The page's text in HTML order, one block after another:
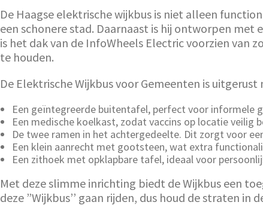
De Haagse elektrische wijkbus is niet alleen
een schonere stad. Daarnaast is hij ontworpen
is het dak van de InfoWheels Electric voorzien van
te houden.
De Elektrische Wijkbus voor Gemeenten is
Een geïntegreerde buitentafel, perfect voor informele
Een medische koelkast, zodat vaccins op locatie veilig
De twee ramen in het achtergedeelte. Dit zorgt voor
Een klein aanrecht met gootsteen, wat extra
Een zithoek met opklapbare tafel, ideaal voor
Met deze slimme inrichting biedt de Wijkbus een
deze ”Wijkbus’’ gaan rijden, dus houd de straten